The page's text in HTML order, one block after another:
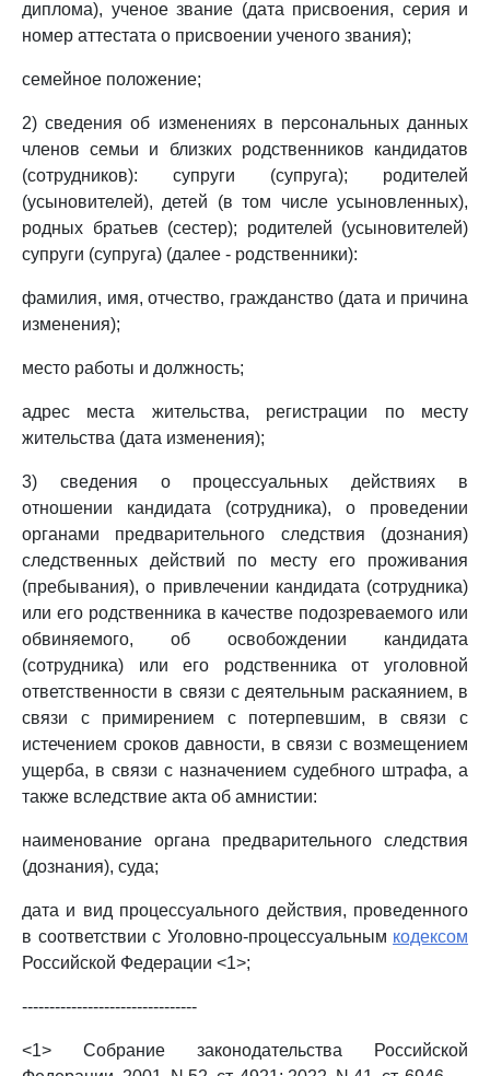
диплома), ученое звание (дата присвоения, серия и
номер аттестата о присвоении ученого звания);
семейное положение;
2) сведения об изменениях в персональных данных
членов семьи и близких родственников кандидатов
(сотрудников): супруги (супруга); родителей
(усыновителей), детей (в том числе усыновленных),
родных братьев (сестер); родителей (усыновителей)
супруги (супруга) (далее - родственники):
фамилия, имя, отчество, гражданство (дата и причина
изменения);
место работы и должность;
адрес места жительства, регистрации по месту
жительства (дата изменения);
3) сведения о процессуальных действиях в
отношении кандидата (сотрудника), о проведении
органами предварительного следствия (дознания)
следственных действий по месту его проживания
(пребывания), о привлечении кандидата (сотрудника)
или его родственника в качестве подозреваемого или
обвиняемого, об освобождении кандидата
(сотрудника) или его родственника от уголовной
ответственности в связи с деятельным раскаянием, в
связи с примирением с потерпевшим, в связи с
истечением сроков давности, в связи с возмещением
ущерба, в связи с назначением судебного штрафа, а
также вследствие акта об амнистии:
наименование органа предварительного следствия
(дознания), суда;
дата и вид процессуального действия, проведенного
в соответствии с Уголовно-процессуальным кодексом
Российской Федерации <1>;
--------------------------------
<1> Собрание законодательства Российской